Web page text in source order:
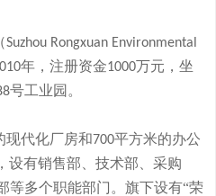
Suzhou Rongxuan Environmental
年，注册资金1000万元，坐
号工业园。
现代化厂房和700平方米的办公
设有销售部、技术部、采购
等多个职能部门。旗下设有“荣